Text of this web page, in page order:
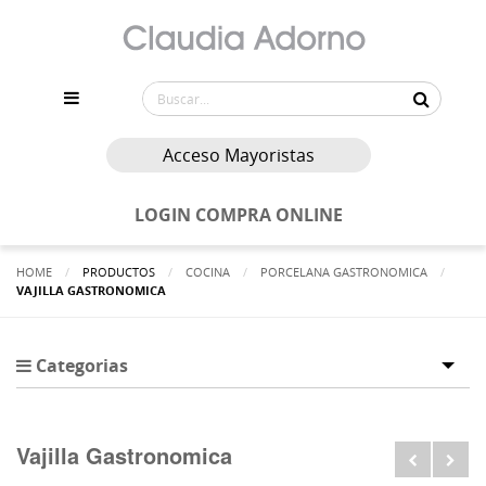
Acceso Mayoristas
LOGIN COMPRA ONLINE
HOME PRODUCTOS COCINA
PORCELANA GASTRONOMICA
ACTUALMENTE:
VAJILLA GASTRONOMICA
Categorias
Vajilla Gastronomica